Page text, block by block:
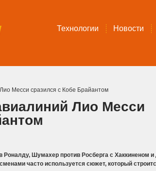
Технологии Новости
Месси сразился с Кобе Брайантом
Лио Месси
Роналду, Шумахер против Росберга с Хаккиненом
часто используется сюжет, который